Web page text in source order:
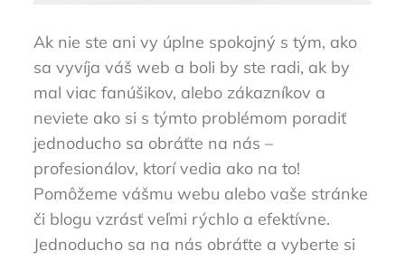
Ak nie ste ani vy úplne spokojný s tým, ako
sa vyvíja váš web a boli by ste radi, ak by
mal viac fanúšikov, alebo zákazníkov a
neviete ako si s týmto problémom poradiť
jednoducho sa obráťte na nás –
profesionálov, ktorí vedia ako na to!
Pomôžeme vášmu webu alebo vaše stránke
či blogu vzrásť veľmi rýchlo a efektívne.
Jednoducho sa na nás obráťte a vyberte si